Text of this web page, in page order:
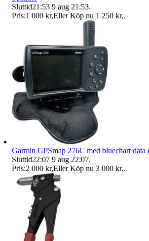
Sluttid21:53 9 aug 21:53.
Pris:1 000 kr,Eller Köp nu 1 250 kr,.
Garmin GPSmap 276C med bluechart
Sluttid22:07 9 aug 22:07.
Pris:2 000 kr,Eller Köp nu 3 000 kr,.